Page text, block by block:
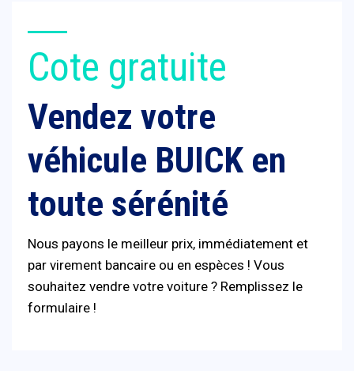
Cote gratuite
Vendez votre
véhicule BUICK en
toute sérénité
Nous payons le meilleur prix, immédiatement et
par virement bancaire ou en espèces ! Vous
souhaitez vendre votre voiture ? Remplissez le
formulaire !